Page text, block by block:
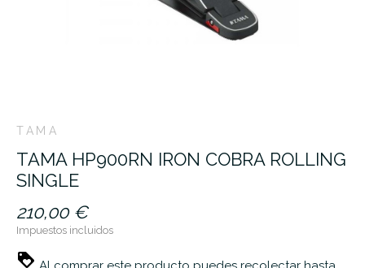
TAMA
TAMA HP900RN IRON COBRA ROLLING
SINGLE
210,00 €
Impuestos incluidos